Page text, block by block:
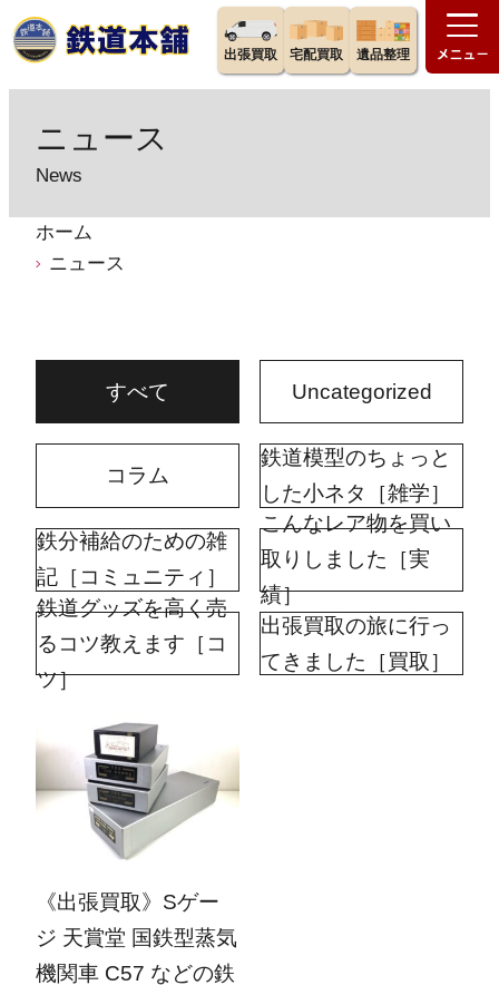
出張買取 宅配買取 遺品整理
ニュース
News
ホーム
ニュース
すべて Uncategorized
コラム
鉄道模型のちょっと
した小ネタ［雑学］
鉄分補給のための雑
記［コミュニティ］
こんなレア物を買い
取りしました［実
績］
鉄道グッズを高く売
るコツ教えます［コ
ツ］
出張買取の旅に行っ
てきました［買取］
2024.01.05
《出張買取》Sゲー
ジ 天賞堂 国鉄型蒸気
機関車 C57 などの鉄